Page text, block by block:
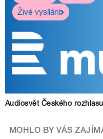
Živé vysílání
Audiosvět Českého
MOHLO BY VÁS